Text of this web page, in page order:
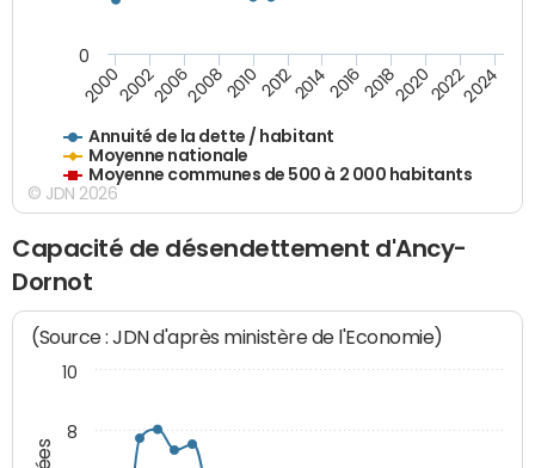
Annuité de la dette / habitant
Moyenne nationale
Moyenne communes de 500 à 2 000 habitants
200020022006200820102012201420162018202020222024
0
© JDN 2026
Capacité de désendettement d'Ancy-
Dornot
(Source : JDN d'après ministère de l'Economie)
8
10